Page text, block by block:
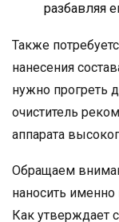
разбавляя
Также
нанесения
нужно прогреть
очиститель
аппарата
Обращаем
наносить именно
Как утверждает